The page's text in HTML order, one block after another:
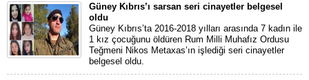
Güney Kıbrıs’ı sarsan seri cinayetler belgesel
oldu
Güney Kıbrıs’ta 2016-2018 yılları arasında 7 kadın ile
1 kız çocuğunu öldüren Rum Milli Muhafız Ordusu
Teğmeni Nikos Metaxas’ın işlediği seri cinayetler
belgesel oldu.